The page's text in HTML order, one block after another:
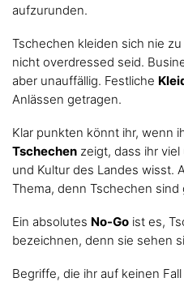
aufzurunden.
Tschechen kleiden sich nie
nicht overdressed seid.
aber unauffällig. Festliche
Anlässen getragen.
Klar punkten könnt ihr, wenn
Tschechen zeigt, dass ihr
und Kultur des Landes wisst.
Thema, denn Tschechen
Ein absolutes No-Go ist es,
bezeichnen, denn sie sehen
Begriffe, die ihr auf keinen